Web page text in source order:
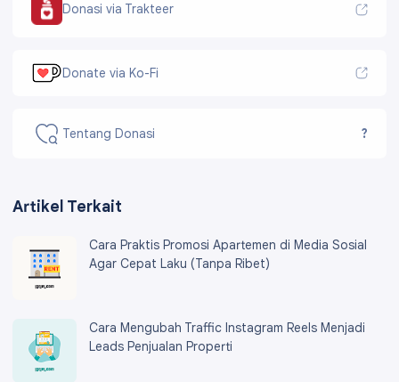
Donasi via Trakteer
Donate via Ko-Fi
Tentang Donasi ?
Artikel Terkait
Cara Praktis Promosi Apartemen di Media Sosial
Agar Cepat Laku (Tanpa Ribet)
Cara Mengubah Traffic Instagram Reels Menjadi
Leads Penjualan Properti